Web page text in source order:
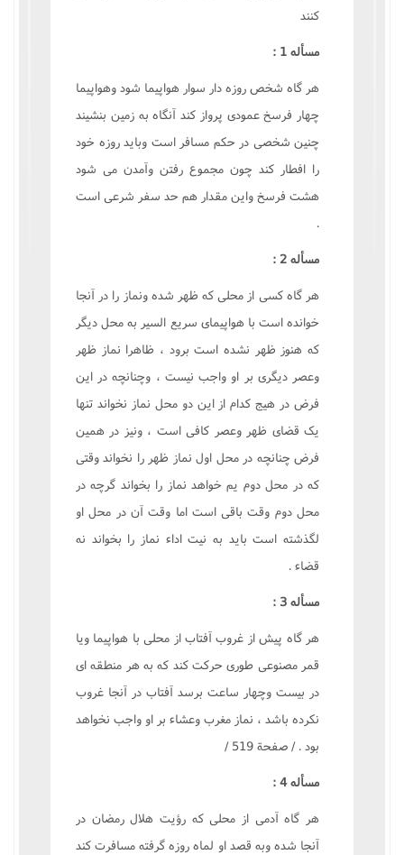
کنند
مسأله 1 :
هر گاه شخص روزه دار سوار هواپيما شود وهواپيما
چهار فرسخ عمودى پرواز کند آنگاه به زمين بنشيند
چنين شخصى در حکم مسافر است وبايد روزه خود
را افطار کند چون مجموع رفتن وآمدن مى شود
هشت فرسخ واين مقدار هم حد سفر شرعى است
.
مسأله 2 :
هر گاه کسى از محلى که ظهر شده ونماز را در آنجا
خوانده است با هواپيماى سريع السير به محل ديگر
که هنوز ظهر نشده است برود ، ظاهرا نماز ظهر
وعصر ديگرى بر او واجب نيست ، وچنانچه در اين
فرض در هيج کدام از اين دو محل نماز نخواند تنها
يک قضاى ظهر وعصر کافى است ، ونيز در همين
فرض چنانچه در محل اول نماز ظهر را نخواند وقتى
که در محل دوم يم خواهد نماز را بخواند گرچه در
محل دوم وقت باقى است اما وقت آن در محل او
لگذشته است بايد به نيت اداء نماز را بخواند نه
قضاء .
مسأله 3 :
هر گاه پيش از غروب آفتاب از محلى با هواپيما ويا
قمر مصنوعى طورى حرکت کند که به هر منطقه اى
در بيست وچهار ساعت برسد آفتاب در آنجا غروب
نکرده باشد ، نماز مغرب وعشاء بر او واجب نخواهد
بود . / صفحة 519 /
مسأله 4 :
هر گاه آدمى از محلى که رؤيت هلال رمضان در
آنجا شده وبه قصد او لماه روزه گرفته مسافرت کند